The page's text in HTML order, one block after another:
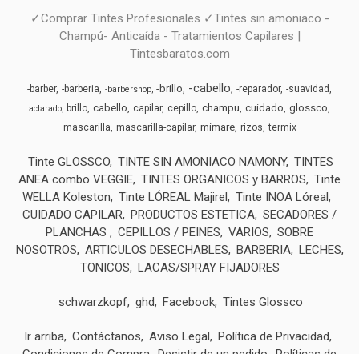
✓Comprar Tintes Profesionales ✓Tintes sin amoniaco -
Champú- Anticaída - Tratamientos Capilares |
Tintesbaratos.com
-barber -barberia -barbershop -brillo -cabello -reparador -suavidad
aclarado brillo cabello capilar cepillo champu cuidado glossco
mascarilla mascarilla-capilar mimare rizos termix
Tinte GLOSSCO TINTE SIN AMONIACO NAMONY TINTES
ANEA combo VEGGIE TINTES ORGANICOS y BARROS
Tinte
WELLA Koleston
Tinte LÓREAL Majirel
Tinte INOA Lóreal
CUIDADO CAPILAR
PRODUCTOS ESTETICA SECADORES /
PLANCHAS
CEPILLOS / PEINES VARIOS
SOBRE
NOSOTROS
ARTICULOS DESECHABLES BARBERIA LECHES,
TONICOS
LACAS/SPRAY FIJADORES
schwarzkopf ghd Facebook Tintes Glossco
Ir arriba Contáctanos Aviso Legal
Política de Privacidad